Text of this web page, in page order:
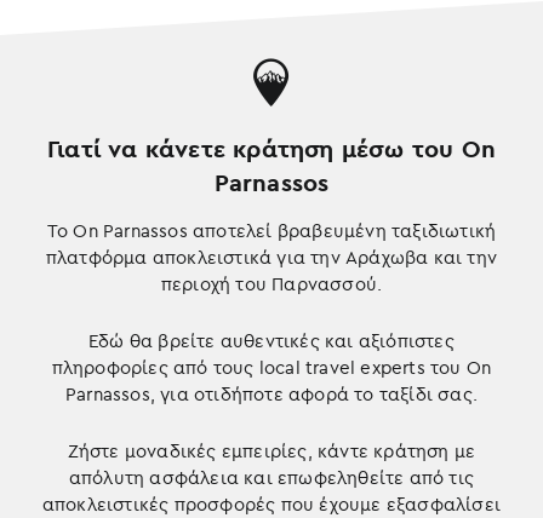
Γιατί να κάνετε κράτηση μέσω του On
Parnassos
Το On Parnassos αποτελεί βραβευμένη ταξιδιωτική
πλατφόρμα αποκλειστικά για την Αράχωβα και την
περιοχή του Παρνασσού.
Εδώ θα βρείτε αυθεντικές και αξιόπιστες
πληροφορίες από τους local travel experts του On
Parnassos, για οτιδήποτε αφορά το ταξίδι σας.
Ζήστε μοναδικές εμπειρίες, κάντε κράτηση με
απόλυτη ασφάλεια και επωφεληθείτε από τις
αποκλειστικές προσφορές που έχουμε εξασφαλίσει